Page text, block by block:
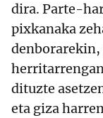
dira. Parte-
pixkanaka
denborarekin,
dituzte
eta giza